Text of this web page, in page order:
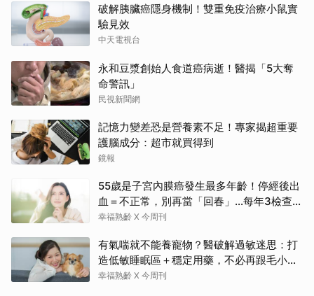
破解胰臟癌隱身機制！雙重免疫治療小鼠實
驗見效
中天電視台
永和豆漿創始人食道癌病逝！醫揭「5大奪
命警訊」
民視新聞網
記憶力變差恐是營養素不足！專家揭超重要
護腦成分：超市就買得到
鏡報
55歲是子宮內膜癌發生最多年齡！停經後出
血＝不正常，別再當「回春」…每年3檢查保
命：早期治癒率達9成5
幸福熟齡 X 今周刊
有氣喘就不能養寵物？醫破解過敏迷思：打
造低敏睡眠區＋穩定用藥，不必再跟毛小孩
分離
幸福熟齡 X 今周刊